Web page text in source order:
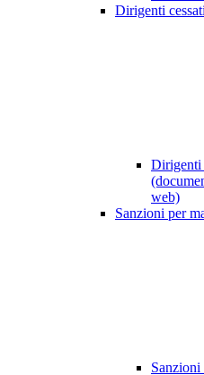
Dirigenti cessati
Dirigenti
web)
Sanzioni per
Sanzioni